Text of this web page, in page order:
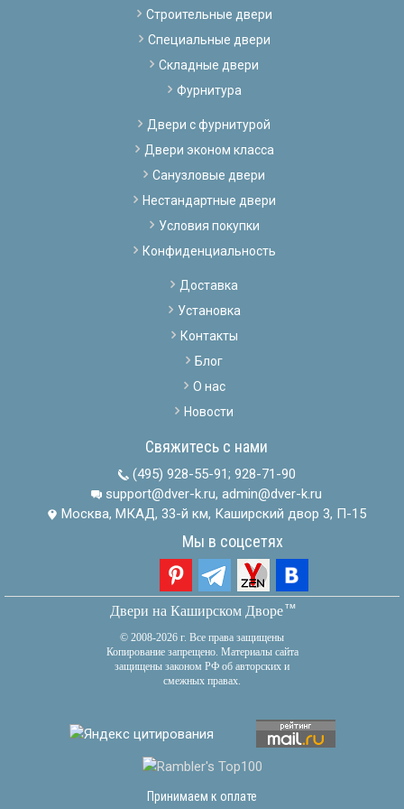
Строительные двери
Специальные двери
Складные двери
Фурнитура
Двери с фурнитурой
Двери эконом класса
Санузловые двери
Нестандартные двери
Условия покупки
Конфиденциальность
Доставка
Установка
Контакты
Блог
О нас
Новости
Свяжитесь с нами
(495) 928-55-91; 928-71-90
support@dver-k.ru, admin@dver-k.ru
Москва, МКАД, 33-й км, Каширский двор 3, П-15
Мы в соцсетях
Двери на Каширском Дворетм
© 2008-2026 г. Все права защищены
Копирование запрещено. Материалы сайта
защищены законом РФ об авторских и
смежных правах.
Принимаем к оплате